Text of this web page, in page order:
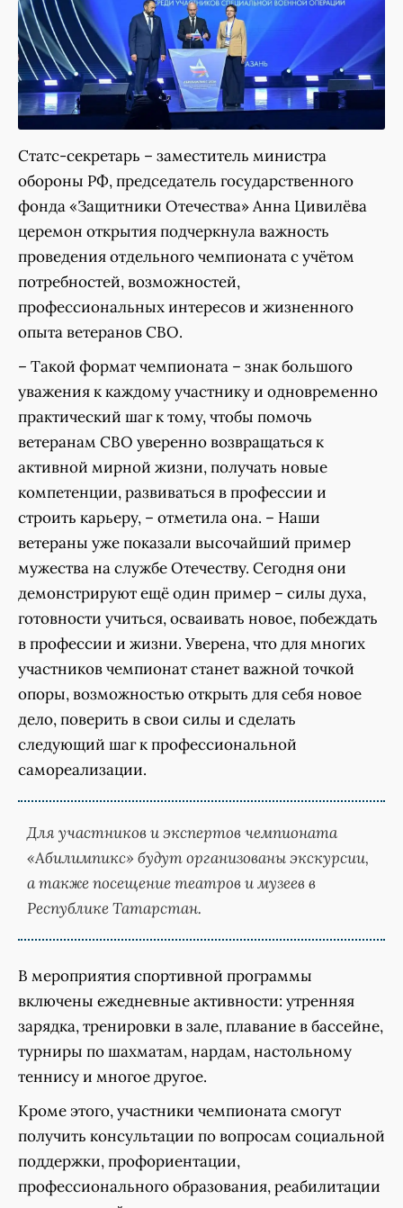
Статс-секретарь – заместитель министра
обороны РФ, председатель государственного
фонда «Защитники Отечества» Анна Цивилёва
церемон открытия подчеркнула важность
проведения отдельного чемпионата с учётом
потребностей, возможностей,
профессиональных интересов и жизненного
опыта ветеранов СВО.
– Такой формат чемпионата – знак большого
уважения к каждому участнику и одновременно
практический шаг к тому, чтобы помочь
ветеранам СВО уверенно возвращаться к
активной мирной жизни, получать новые
компетенции, развиваться в профессии и
строить карьеру, – отметила она. – Наши
ветераны уже показали высочайший пример
мужества на службе Отечеству. Сегодня они
демонстрируют ещё один пример – силы духа,
готовности учиться, осваивать новое, побеждать
в профессии и жизни. Уверена, что для многих
участников чемпионат станет важной точкой
опоры, возможностью открыть для себя новое
дело, поверить в свои силы и сделать
следующий шаг к профессиональной
самореализации.
Для участников и экспертов чемпионата
«Абилимпикс» будут организованы экскурсии,
а также посещение театров и музеев в
Республике Татарстан.
В мероприятия спортивной программы
включены ежедневные активности: утренняя
зарядка, тренировки в зале, плавание в бассейне,
турниры по шахматам, нардам, настольному
теннису и многое другое.
Кроме этого, участники чемпионата смогут
получить консультации по вопросам социальной
поддержки, профориентации,
профессионального образования, реабилитации